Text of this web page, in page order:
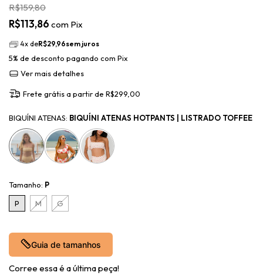
R$159,80
R$113,86 com Pix
4x deR$29,96sem juros
5% de desconto pagando com Pix
Ver mais detalhes
Frete grátisa partir de R$299,00
BIQUÍNI ATENAS: BIQUÍNI ATENAS HOTPANTS | LISTRADO TOFFEE
Tamanho: P
P
M G
Guia de tamanhos
Corree essa é a última peça!